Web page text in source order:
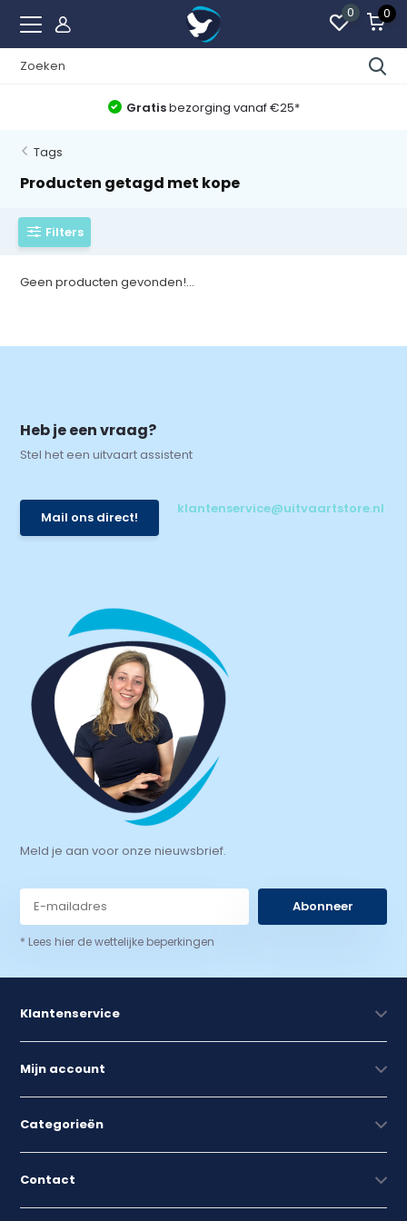
0 0
Gratisbezorging vanaf €25*
Tags
Producten getagd met kope
Filters
Geen producten gevonden!...
Heb je een vraag?
Stel het een uitvaart assistent
Mail ons direct!
klantenservice@uitvaartstore.nl
Meld je aan voor onze nieuwsbrief.
Abonneer
* Lees hier de wettelijke beperkingen
Klantenservice
Mijn account
Categorieën
Contact